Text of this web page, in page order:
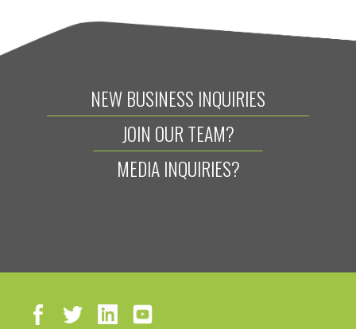
NEW BUSINESS INQUIRIES
JOIN OUR TEAM?
MEDIA INQUIRIES?